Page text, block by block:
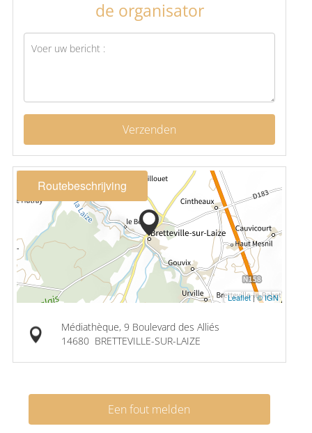
de organisator
Verzenden
Routebeschrijving
Leaflet|© IGN
Médiathèque, 9 Boulevard des Alliés
14680 BRETTEVILLE-SUR-LAIZE
Een fout melden